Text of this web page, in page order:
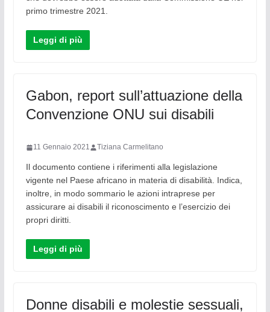
primo trimestre 2021.
Leggi di più
Gabon, report sull’attuazione della
Convenzione ONU sui disabili
11 Gennaio 2021 Tiziana Carmelitano
Il documento contiene i riferimenti alla legislazione
vigente nel Paese africano in materia di disabilità. Indica,
inoltre, in modo sommario le azioni intraprese per
assicurare ai disabili il riconoscimento e l’esercizio dei
propri diritti.
Leggi di più
Donne disabili e molestie sessuali,